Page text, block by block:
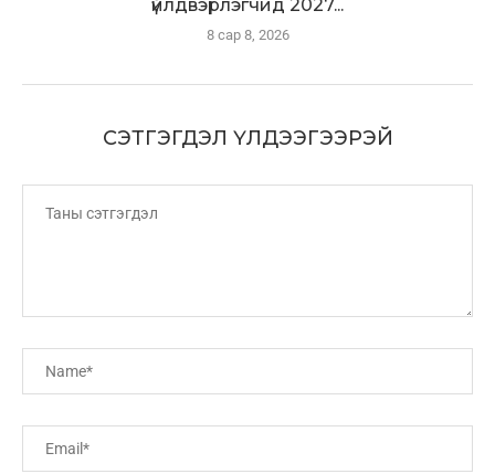
үйлдвэрлэгчид 2027...
8 сар 8, 2026
СЭТГЭГДЭЛ ҮЛДЭЭГЭЭРЭЙ